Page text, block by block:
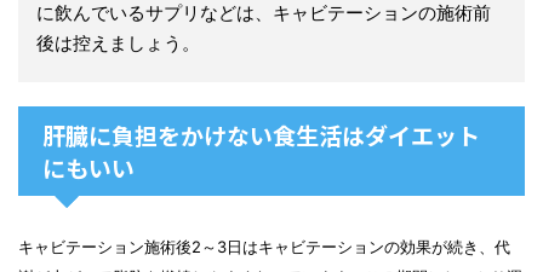
に飲んでいるサプリなどは、キャビテーションの施術前
後は控えましょう。
肝臓に負担をかけない食生活はダイエット
にもいい
キャビテーション施術後2～3日はキャビテーションの効果が続き、代